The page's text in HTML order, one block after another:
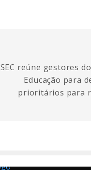
SEC reúne gestores
Educação para
prioritários para